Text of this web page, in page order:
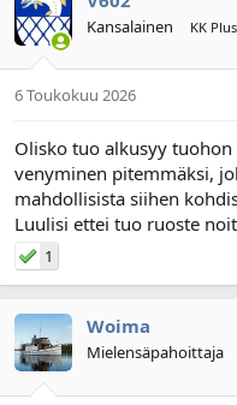
Kansalainen KK
6 Toukokuu 2026
Olisko tuo alkusyy
venyminen pitemmäksi,
mahdollisista siihen
Luulisi ettei tuo ruoste
1
Woima
Mielensäpahoittaja